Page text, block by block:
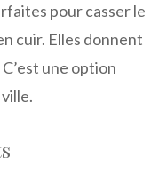
pour casser le
cuir. Elles donnent
une option